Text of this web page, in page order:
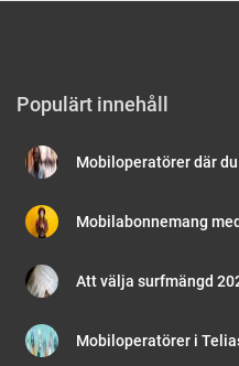
Populärt innehåll
Mobiloperatörer där
Mobilabonnemang
Att välja surfmängd
Mobiloperatörer i